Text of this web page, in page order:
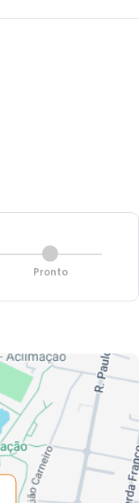
Pronto